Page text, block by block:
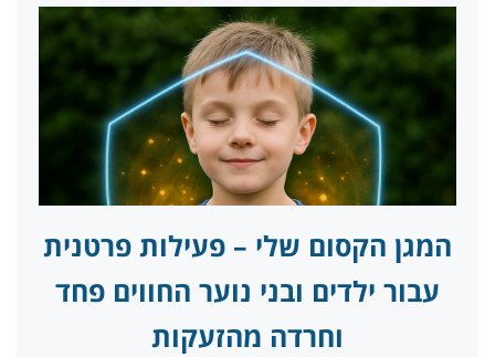
המגן הקסום שלי – פעילות פרטנית
עבור ילדים ובני נוער החווים פחד
וחרדה מהזעקות